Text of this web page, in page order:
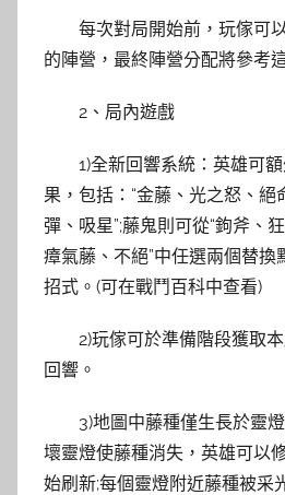
每次對局開始前，玩傢可
的陣營，最終陣營分配將參考
2、局內遊戲
1)全新回響系統：英雄可
果，包括：“金藤、光之怒、絕
彈、吸星”;藤鬼則可從“鉤斧、
瘴氣藤、不絕”中任選兩個替換
招式。(可在戰鬥百科中查看)
2)玩傢可於準備階段獲取
回響。
3)地圖中藤種僅生長於靈
壞靈燈使藤種消失，英雄可以
始刷新;每個靈燈附近藤種被采